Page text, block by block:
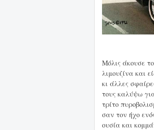
Μόλις άκουσε
λιμουζίνα και
κι άλλες
τους καλύψω
τρίτο
σαν τον ήχο
ουσία και